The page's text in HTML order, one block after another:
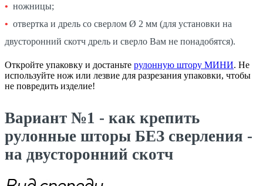
ножницы;
отвертка и дрель со сверлом Ø 2 мм (для установки на
двусторонний скотч дрель и сверло Вам не понадобятся).
Откройте упаковку и достаньте рулонную штору МИНИ. Не
используйте нож или лезвие для разрезания упаковки, чтобы
не повредить изделие!
Вариант №1 - как крепить
рулонные шторы БЕЗ сверления -
на двусторонний скотч